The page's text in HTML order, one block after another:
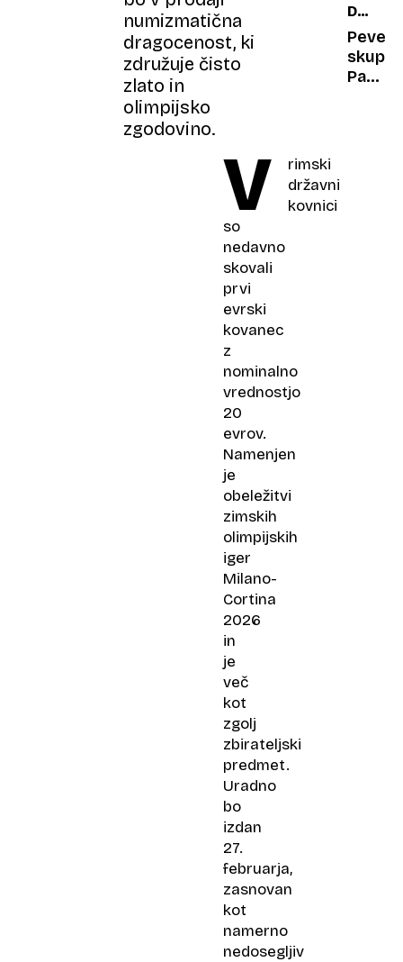
numizmatična
dragocenost, ki
združuje čisto
zlato in
olimpijsko
zgodovino.
V
rimski
državni
kovnici
so
nedavno
skovali
prvi
evrski
kovanec
z
nominalno
vrednostjo
20
evrov.
Namenjen
je
obeležitvi
zimskih
olimpijskih
iger
Milano-
Cortina
2026
in
je
več
kot
zgolj
zbirateljski
predmet.
Uradno
bo
izdan
27.
februarja,
zasnovan
kot
namerno
nedosegljiv
danes
najraje
Merkel
in
DOBIL
Pevec
Parni